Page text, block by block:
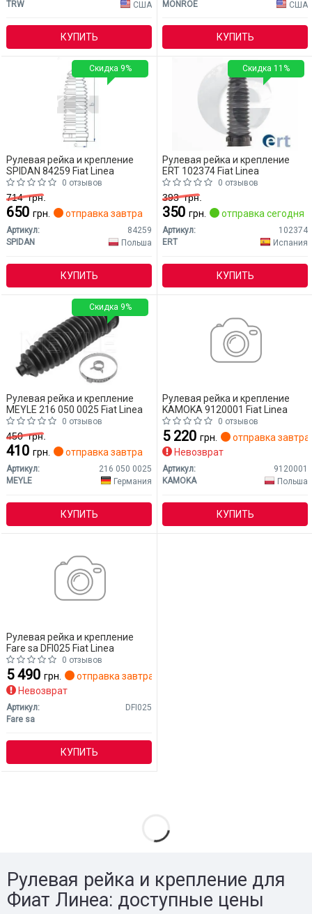
TRW США
КУПИТЬ
MONROE США
КУПИТЬ
Рулевая рейка и крепление
SPIDAN 84259 Fiat Linea
0 отзывов
714грн.
650 грн. отправка завтра
Артикул:
84259
SPIDAN
Польша
КУПИТЬ
Скидка 9%
Рулевая рейка и крепление
ERT 102374 Fiat Linea
0 отзывов
393грн.
350 грн. отправка сегодня
Артикул:
102374
ERT
Испания
КУПИТЬ
Скидка 11%
Рулевая рейка и крепление
MEYLE 216 050 0025 Fiat Linea
0 отзывов
450грн.
410 грн. отправка завтра
Артикул:
216 050 0025
MEYLE
Германия
КУПИТЬ
Скидка 9%
Рулевая рейка и крепление
KAMOKA 9120001 Fiat Linea
0 отзывов
5 220 грн.
отправка завтра
Невозврат
Артикул:
9120001
KAMOKA
Польша
КУПИТЬ
Рулевая рейка и крепление
Fare sa DFI025 Fiat Linea
0 отзывов
5 490 грн.
отправка завтра
Невозврат
Артикул:
DFI025
Fare sa
КУПИТЬ
Рулевая рейка и крепление для
Фиат Линеа: доступные цены